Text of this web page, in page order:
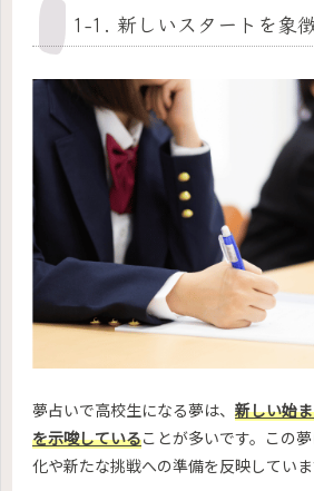
1-1. 新しいスタートを象
夢占いで高校生になる夢は、 新しい始
を示唆していることが多いです。この
化や新たな挑戦への準備を反映していま